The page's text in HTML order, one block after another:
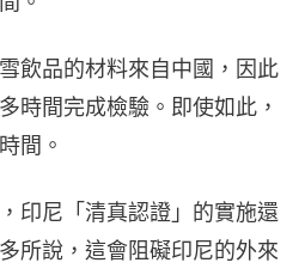
飲品的材料來自中國，因此
時間完成檢驗。即使如此，
間。
印尼「清真認證」的實施還
所說，這會阻礙印尼的外來